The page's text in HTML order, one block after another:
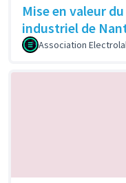
Mise en valeur
industriel de
Association